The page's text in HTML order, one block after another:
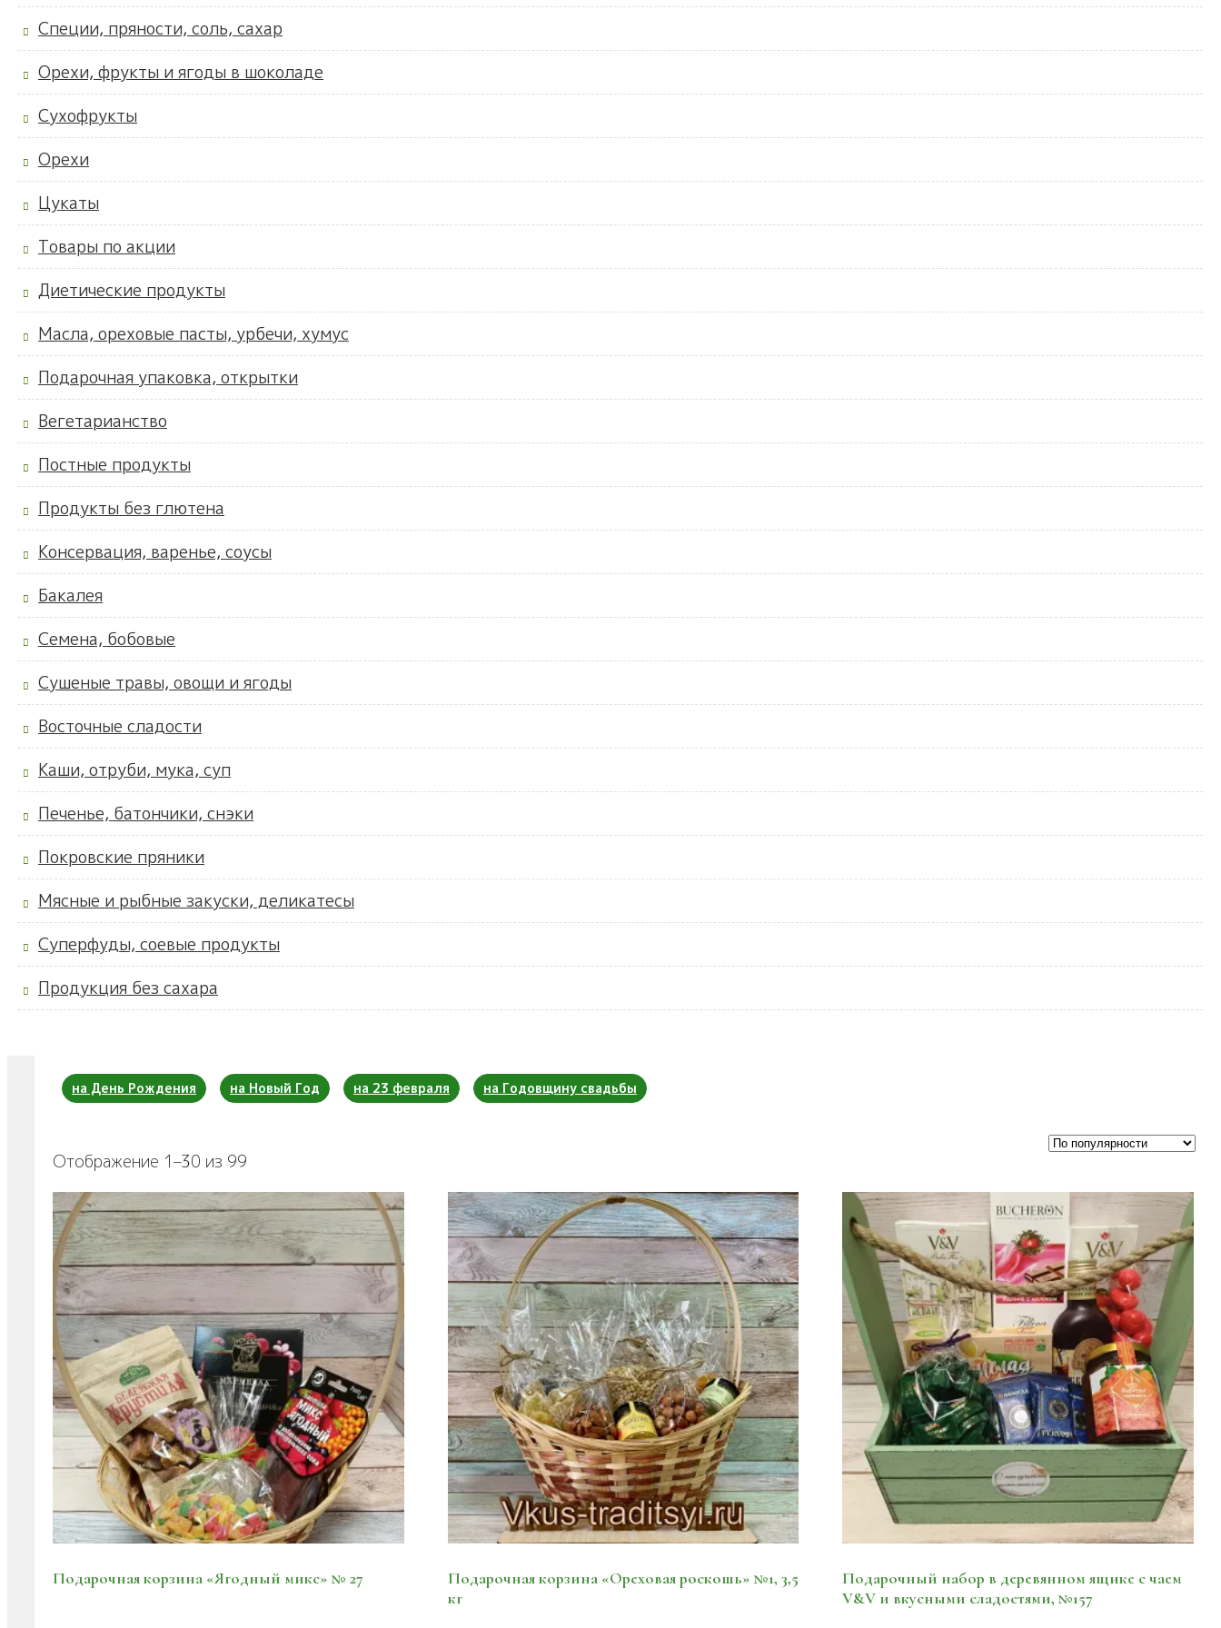
Специи, пряности, соль, сахар
Орехи, фрукты и ягоды в шоколаде
Сухофрукты
Орехи
Цукаты
Товары по акции
Диетические продукты
Масла, ореховые пасты, урбечи, хумус
Подарочная упаковка, открытки
Вегетарианство
Постные продукты
Продукты без глютена
Консервация, варенье, соусы
Бакалея
Семена, бобовые
Сушеные травы, овощи и ягоды
Восточные сладости
Каши, отруби, мука, суп
Печенье, батончики, снэки
Покровские пряники
Мясные и рыбные закуски, деликатесы
Суперфуды, соевые продукты
Продукция без сахара
на День Рождения на Новый Год на 23 февраля на Годовщину свадьбы
Отображение 1–30 из 99
Подарочная корзина «Ягодный микс» № 27
Подарочная корзина «Ореховая роскошь» №1, 3,5
кг
Подарочный набор в деревянном ящике с чаем
V&V и вкусными сладостями, №157